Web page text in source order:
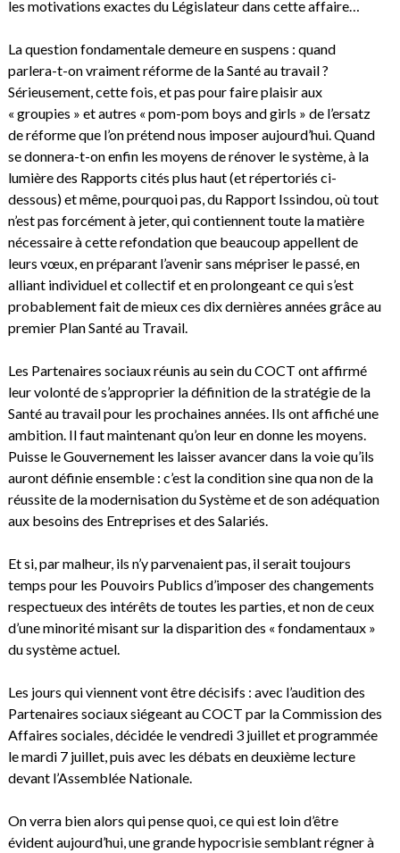
les motivations exactes du Législateur dans cette affaire…
La question fondamentale demeure en suspens : quand
parlera-t-on vraiment réforme de la Santé au travail ?
Sérieusement, cette fois, et pas pour faire plaisir aux
« groupies » et autres « pom-pom boys and girls » de l’ersatz
de réforme que l’on prétend nous imposer aujourd’hui. Quand
se donnera-t-on enfin les moyens de rénover le système, à la
lumière des Rapports cités plus haut (et répertoriés ci-
dessous) et même, pourquoi pas, du Rapport Issindou, où tout
n’est pas forcément à jeter, qui contiennent toute la matière
nécessaire à cette refondation que beaucoup appellent de
leurs vœux, en préparant l’avenir sans mépriser le passé, en
alliant individuel et collectif et en prolongeant ce qui s’est
probablement fait de mieux ces dix dernières années grâce au
premier Plan Santé au Travail.
Les Partenaires sociaux réunis au sein du COCT ont affirmé
leur volonté de s’approprier la définition de la stratégie de la
Santé au travail pour les prochaines années. Ils ont affiché une
ambition. Il faut maintenant qu’on leur en donne les moyens.
Puisse le Gouvernement les laisser avancer dans la voie qu’ils
auront définie ensemble : c’est la condition sine qua non de la
réussite de la modernisation du Système et de son adéquation
aux besoins des Entreprises et des Salariés.
Et si, par malheur, ils n’y parvenaient pas, il serait toujours
temps pour les Pouvoirs Publics d’imposer des changements
respectueux des intérêts de toutes les parties, et non de ceux
d’une minorité misant sur la disparition des « fondamentaux »
du système actuel.
Les jours qui viennent vont être décisifs : avec l’audition des
Partenaires sociaux siégeant au COCT par la Commission des
Affaires sociales, décidée le vendredi 3 juillet et programmée
le mardi 7 juillet, puis avec les débats en deuxième lecture
devant l’Assemblée Nationale.
On verra bien alors qui pense quoi, ce qui est loin d’être
évident aujourd’hui, une grande hypocrisie semblant régner à